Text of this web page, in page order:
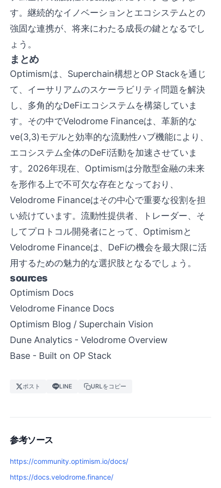
す。継続的なイノベーションとエコシステムとの
強固な連携が、将来にわたる成長の鍵となるでし
ょう。
まとめ
Optimismは、Superchain構想とOP Stackを通じ
て、イーサリアムのスケーラビリティ問題を解決
し、多角的なDeFiエコシステムを構築していま
す。その中でVelodrome Financeは、革新的な
ve(3,3)モデルと効率的な流動性ハブ機能により、
エコシステム全体のDeFi活動を加速させていま
す。2026年現在、Optimismは分散型金融の未来
を形作る上で不可欠な存在となっており、
Velodrome Financeはその中心で重要な役割を担
い続けています。流動性提供者、トレーダー、そ
してプロトコル開発者にとって、Optimismと
Velodrome Financeは、DeFiの機会を最大限に活
用するための魅力的な選択肢となるでしょう。
sources
Optimism Docs
Velodrome Finance Docs
Optimism Blog / Superchain Vision
Dune Analytics - Velodrome Overview
Base - Built on OP Stack
ポスト LINE URLをコピー
参考ソース
https://community.optimism.io/docs/
https://docs.velodrome.finance/